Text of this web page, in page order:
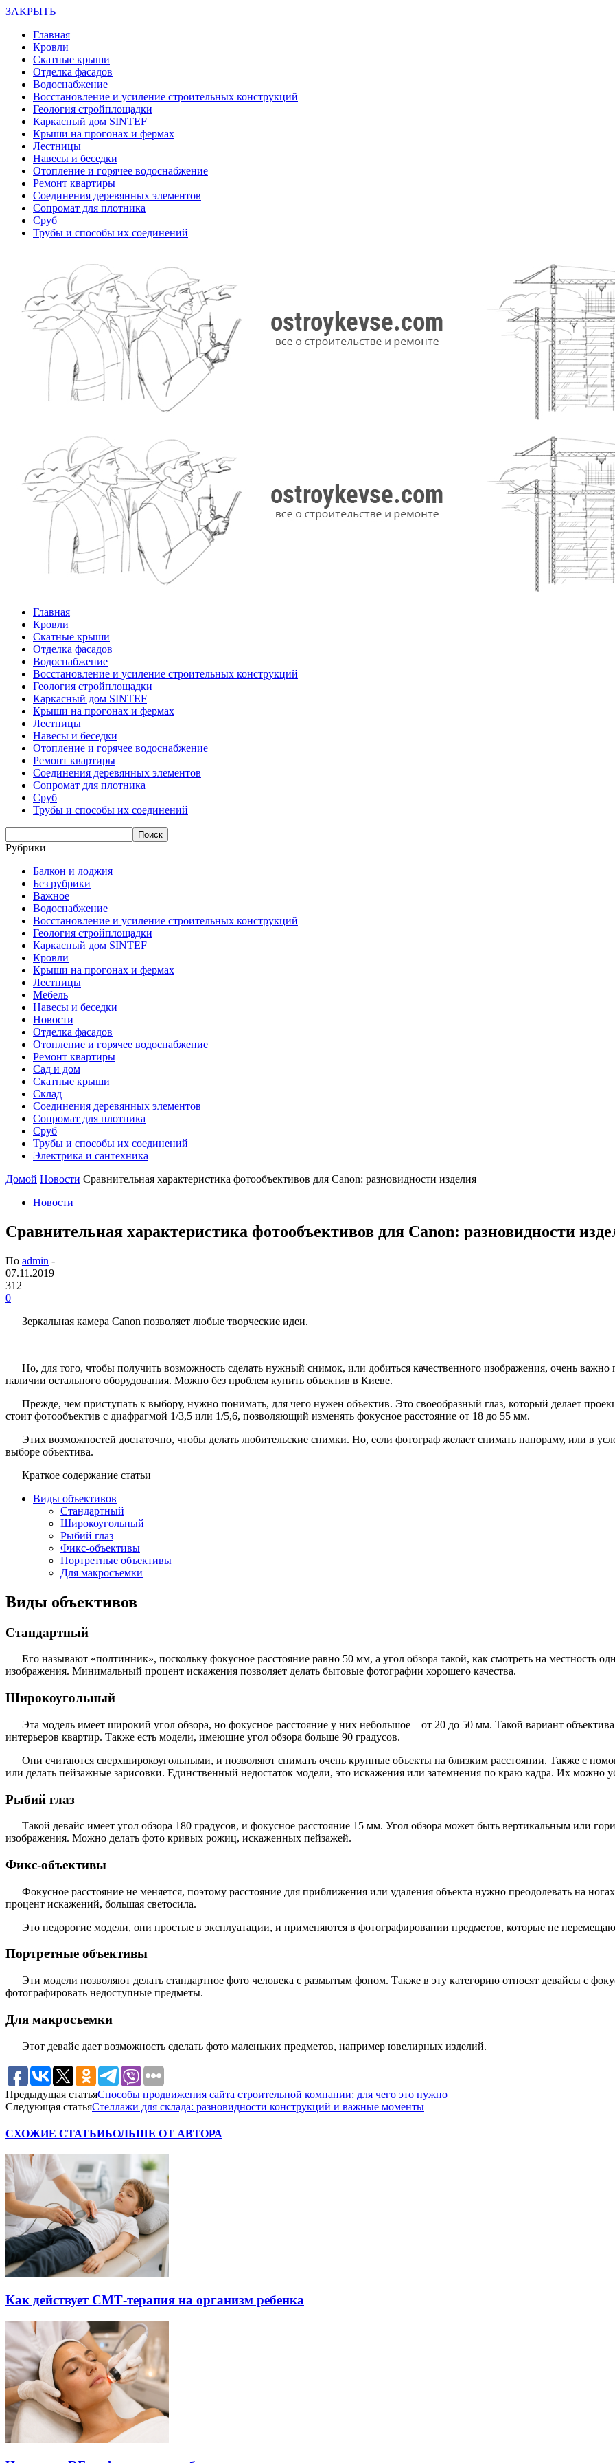
ЗАКРЫТЬ
Главная
Кровли
Скатные крыши
Отделка фасадов
Водоснабжение
Восстановление и усиление строительных конструкций
Геология стройплощадки
Каркасный дом SINTEF
Крыши на прогонах и фермах
Лестницы
Навесы и беседки
Отопление и горячее водоснабжение
Ремонт квартиры
Соединения деревянных элементов
Сопромат для плотника
Сруб
Трубы и способы их соединений
Главная
Кровли
Скатные крыши
Отделка фасадов
Водоснабжение
Восстановление и усиление строительных конструкций
Геология стройплощадки
Каркасный дом SINTEF
Крыши на прогонах и фермах
Лестницы
Навесы и беседки
Отопление и горячее водоснабжение
Ремонт квартиры
Соединения деревянных элементов
Сопромат для плотника
Сруб
Трубы и способы их соединений
Рубрики
Балкон и лоджия
Без рубрики
Важное
Водоснабжение
Восстановление и усиление строительных конструкций
Геология стройплощадки
Каркасный дом SINTEF
Кровли
Крыши на прогонах и фермах
Лестницы
Мебель
Навесы и беседки
Новости
Отделка фасадов
Отопление и горячее водоснабжение
Ремонт квартиры
Сад и дом
Скатные крыши
Склад
Соединения деревянных элементов
Сопромат для плотника
Сруб
Трубы и способы их соединений
Электрика и сантехника
Домой Новости Сравнительная характеристика фотообъективов для Canon: разновидности изделия
Новости
Сравнительная характеристика фотообъективов для Canon: разновидности
По admin -
07.11.2019
312
0
Зеркальная камера Canon позволяет любые творческие идеи.
Но, для того, чтобы получить возможность сделать нужный снимок, или добиться качественного изображения, очень важно
наличии остального оборудования. Можно без проблем купить объектив в Киеве.
Прежде, чем приступать к выбору, нужно понимать, для чего нужен объектив. Это своеобразный глаз, который делает
стоит фотообъектив с диафрагмой 1/3,5 или 1/5,6, позволяющий изменять фокусное расстояние от 18 до 55 мм.
Этих возможностей достаточно, чтобы делать любительские снимки. Но, если фотограф желает снимать панораму, или в
выборе объектива.
Краткое содержание статьи
Виды объективов
Стандартный
Широкоугольный
Рыбий глаз
Фикс-объективы
Портретные объективы
Для макросъемки
Виды объективов
Стандартный
Его называют «полтинник», поскольку фокусное расстояние равно 50 мм, а угол обзора такой, как смотреть на местность
изображения. Минимальный процент искажения позволяет делать бытовые фотографии хорошего качества.
Широкоугольный
Эта модель имеет широкий угол обзора, но фокусное расстояние у них небольшое – от 20 до 50 мм. Такой вариант
интерьеров квартир. Также есть модели, имеющие угол обзора больше 90 градусов.
Они считаются сверхширокоугольными, и позволяют снимать очень крупные объекты на близким расстоянии. Также с
или делать пейзажные зарисовки. Единственный недостаток модели, это искажения или затемнения по краю кадра. Их можно
Рыбий глаз
Такой девайс имеет угол обзора 180 градусов, и фокусное расстояние 15 мм. Угол обзора может быть вертикальным или
изображения. Можно делать фото кривых рожиц, искаженных пейзажей.
Фикс-объективы
Фокусное расстояние не меняется, поэтому расстояние для приближения или удаления объекта нужно преодолевать на
процент искажений, большая светосила.
Это недорогие модели, они простые в эксплуатации, и применяются в фотографировании предметов, которые не
Портретные объективы
Эти модели позволяют делать стандартное фото человека с размытым фоном. Также в эту категорию относят девайсы с
фотографировать недоступные предметы.
Для макросъемки
Этот девайс дает возможность сделать фото маленьких предметов, например ювелирных изделий.
Предыдущая статьяСпособы продвижения сайта строительной компании: для чего это нужно
Следующая статьяСтеллажи для склада: разновидности конструкций и важные моменты
СХОЖИЕ СТАТЬИБОЛЬШЕ ОТ АВТОРА
Как действует СМТ-терапия на организм ребенка